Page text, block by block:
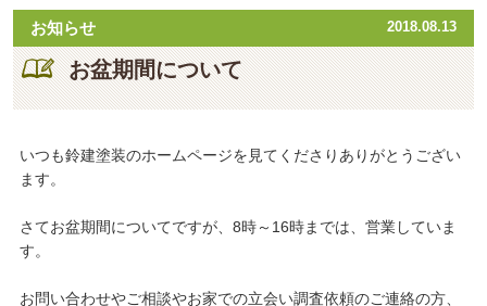
鈴建ブログ W保証について
公開中
お知らせ 2018.08.13
お盆期間について
いつも鈴建塗装のホームページを見てくださりありがとうござい
ます。
さてお盆期間についてですが、8時～16時までは、営業していま
す。
お問い合わせやご相談やお家での立会い調査依頼のご連絡の方、